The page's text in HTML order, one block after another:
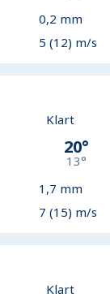
0,2 mm
5 (12) m/s
Klart
20°
13°
1,7 mm
7 (15) m/s
Klart